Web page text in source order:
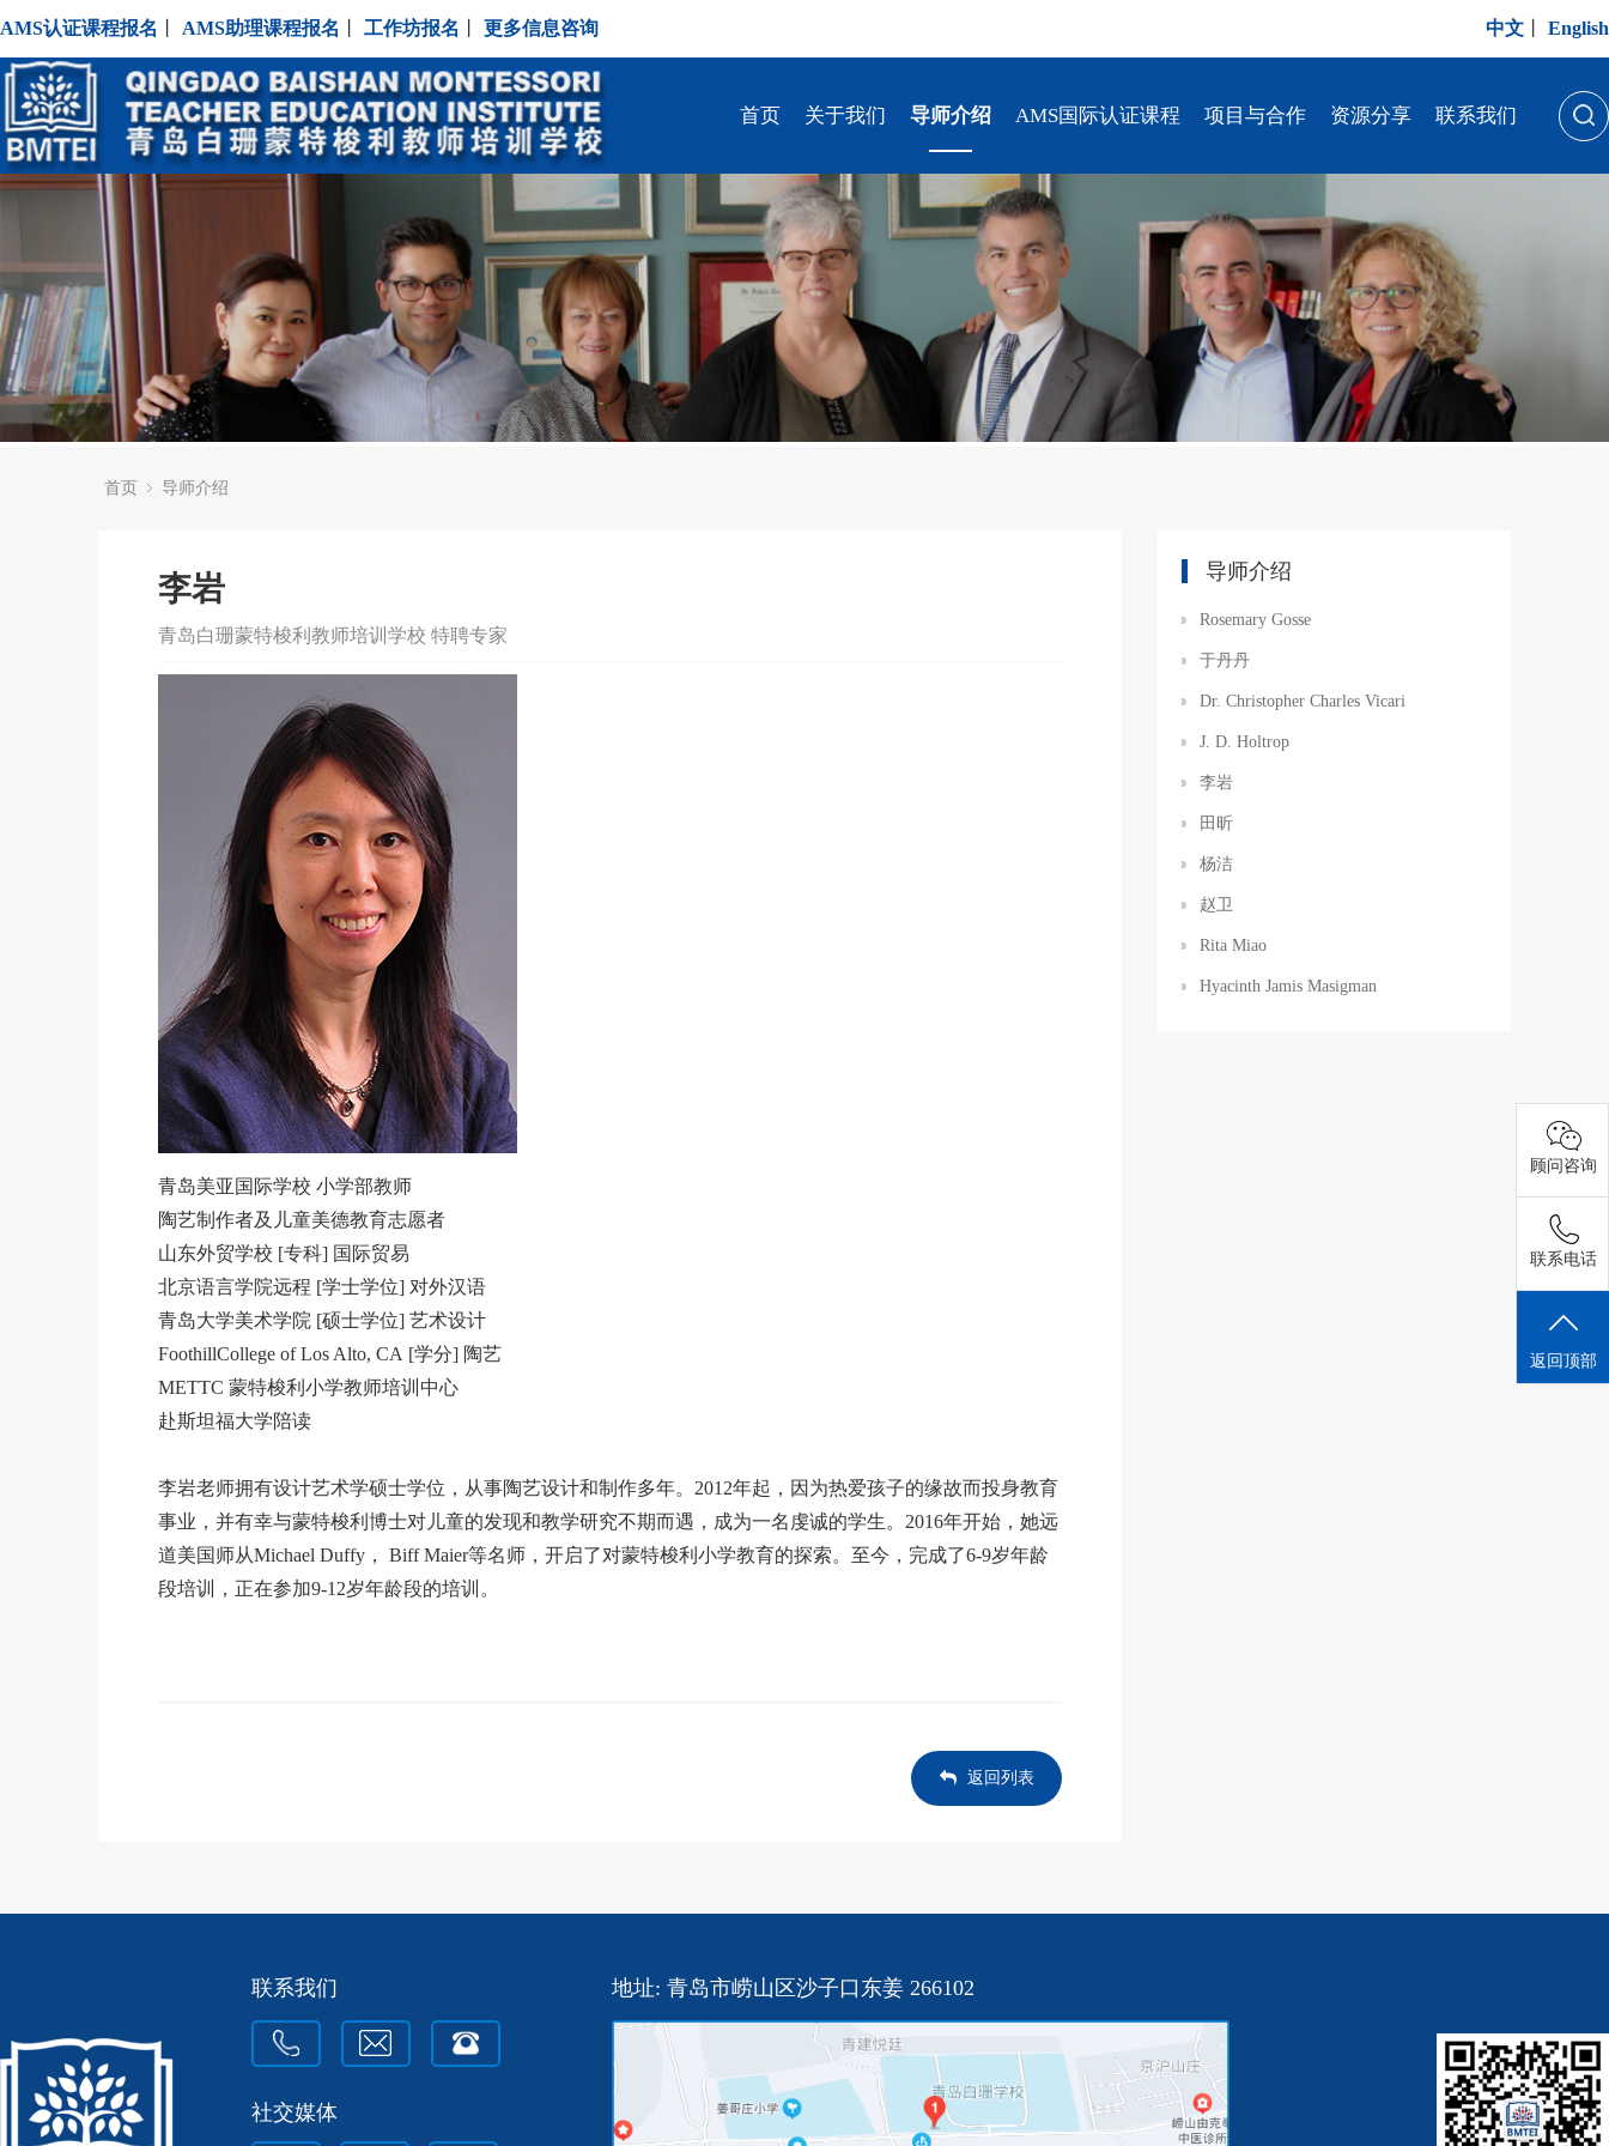
AMS认证课程报名 AMS助理课程报名 工作坊报名 更多信息咨询 中文 English
首页 关于我们 导师介绍 AMS国际认证课程 项目与合作 资源分享 联系我们
首页 导师介绍
李岩
青岛白珊蒙特梭利教师培训学校 特聘专家
青岛美亚国际学校 小学部教师
陶艺制作者及儿童美德教育志愿者
山东外贸学校 [专科] 国际贸易
北京语言学院远程 [学士学位] 对外汉语
青岛大学美术学院 [硕士学位] 艺术设计
FoothillCollege of Los Alto, CA [学分] 陶艺
METTC 蒙特梭利小学教师培训中心
赴斯坦福大学陪读
李岩老师拥有设计艺术学硕士学位，从事陶艺设计和制作多年。2012年起，因为热爱孩子的缘故而投身教育
事业，并有幸与蒙特梭利博士对儿童的发现和教学研究不期而遇，成为一名虔诚的学生。2016年开始，她远
道美国师从Michael Duffy， Biff Maier等名师，开启了对蒙特梭利小学教育的探索。至今，完成了6-9岁年龄
段培训，正在参加9-12岁年龄段的培训。
返回列表
导师介绍
Rosemary Gosse
于丹丹
Dr. Christopher Charles Vicari
J. D. Holtrop
李岩
田昕
杨洁
赵卫
Rita Miao
Hyacinth Jamis Masigman
联系我们
社交媒体
地址: 青岛市崂山区沙子口东姜 266102
顾问咨询
联系电话
返回顶部